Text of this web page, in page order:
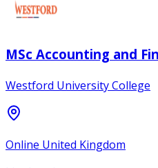
MSc Accounting and
Westford University College
Online United Kingdom